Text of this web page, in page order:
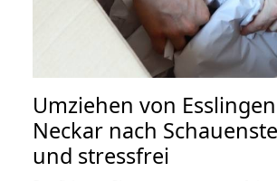
Umziehen von
Neckar nach
und stressfrei